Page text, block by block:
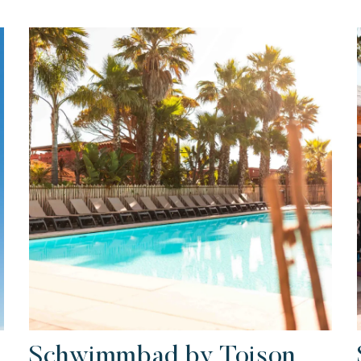
Kon Tiki
Festlich
Tropisches Paradies
Flucht
entspannung